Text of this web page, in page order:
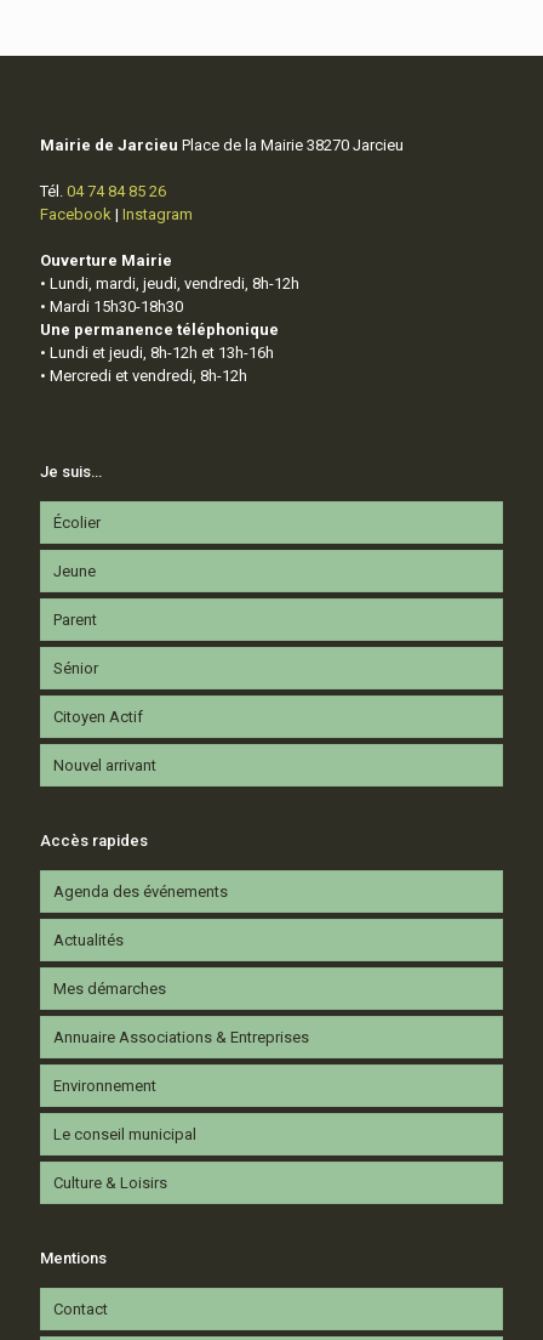
Mairie de Jarcieu Place de la Mairie 38270 Jarcieu
Tél. 04 74 84 85 26
Facebook | Instagram
Ouverture Mairie
• Lundi, mardi, jeudi, vendredi, 8h-12h
• Mardi 15h30-18h30
Une permanence téléphonique
• Lundi et jeudi, 8h-12h et 13h-16h
• Mercredi et vendredi, 8h-12h
Je suis…
Écolier
Jeune
Parent
Sénior
Citoyen Actif
Nouvel arrivant
Accès rapides
Agenda des événements
Actualités
Mes démarches
Annuaire Associations & Entreprises
Environnement
Le conseil municipal
Culture & Loisirs
Mentions
Contact